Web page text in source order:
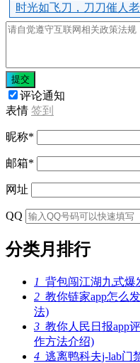
时光如飞刀，刀刀催人老
提交
评论通知
表情 签到
昵称*
邮箱*
网址
QQ
分类月排行
1 背包闯江湖九式爆
2 教你链家app怎么
法)
3 教你人民日报app
作方法介绍)
4 逃离鸭科夫j-lab门